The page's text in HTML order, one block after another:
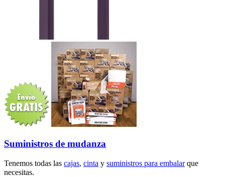
Suministros de mudanza
Tenemos todas las cajas, cinta y suministros para embalarque
necesitas.